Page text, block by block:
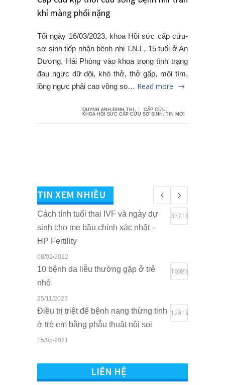
khí màng phổi nặng
Tối ngày 16/03/2023, khoa Hồi sức cấp cứu-
sơ sinh tiếp nhận bệnh nhi T.N.L, 15 tuổi ở An
Dương, Hải Phòng vào khoa trong tình trạng
đau ngực dữ dội, khó thở, thở gấp, môi tím,
lồng ngực phải cao vồng so… Read more
QUYNH ANH ĐINH THỊ CẤP CỨU,
KHOA HỒI SỨC CẤP CỨU SƠ SINH , TIN MỚI
TIN XEM NHIỀU
Cách tính tuổi thai IVF và ngày dự
sinh cho mẹ bầu chính xác nhất –
HP Fertility
33713
08/02/2022
10 bệnh da liễu thường gặp ở trẻ
nhỏ
16083
25/11/2023
Điều trị triệt để bệnh nang thừng tinh
ở trẻ em bằng phẫu thuật nội soi
12913
15/05/2021
BHYT tại Bệnh viện Quốc tế Sản
Nhi Hải Phòng
LIÊN HỆ